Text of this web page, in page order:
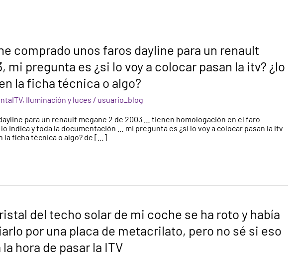
comprado unos faros dayline para un renault
mi pregunta es ¿si lo voy a colocar pasan la itv? ¿lo
la ficha técnica o algo?
, Iluminación y luces / usuario_blog
para un renault megane 2 de 2003 … tienen homologación en el faro
indica y toda la documentación … mi pregunta es ¿si lo voy a colocar pasan la itv
la ficha técnica o algo? de […]
del techo solar de mi coche se ha roto y había
por una placa de metacrilato, pero no sé si eso
hora de pasar la ITV